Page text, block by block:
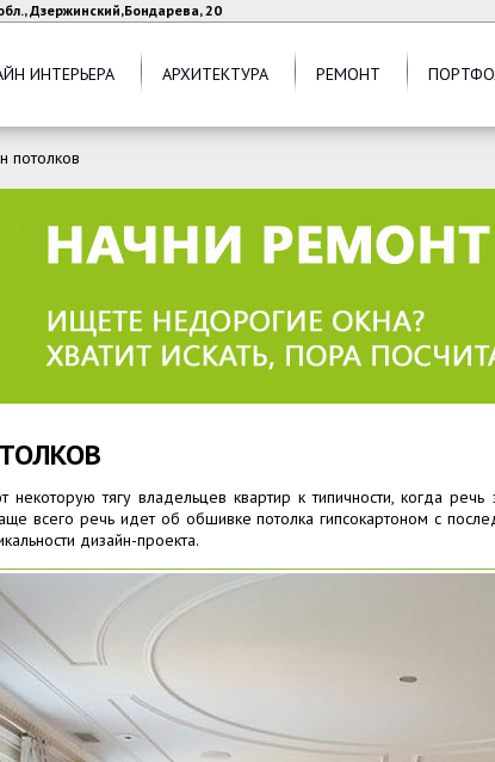
Дзержинский,Бондарева, 20
ИНТЕРЬЕРА АРХИТЕКТУРА РЕМОНТ
потолков
некоторую тягу владельцев квартир к типичности, когда
всего речь идет об обшивке потолка гипсокартоном с
дизайн-проекта.